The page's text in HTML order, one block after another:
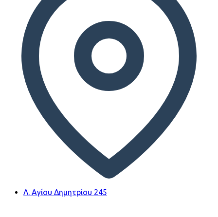
Λ. Αγίου Δημητρίου 245